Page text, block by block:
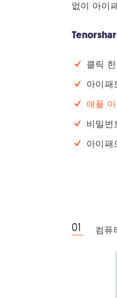
없이 아이
클릭
아이패
애플
비밀번
아이패
컴퓨